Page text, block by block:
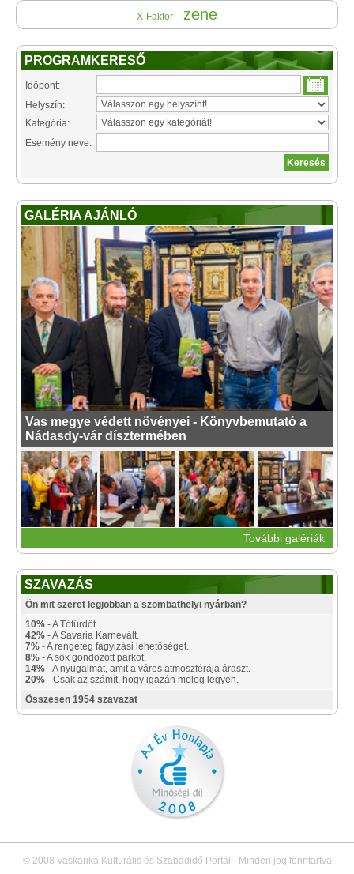
X-Faktor zene
PROGRAMKERESŐ
Időpont:
Helyszín:
Kategória:
Esemény neve:
GALÉRIA AJÁNLÓ
Vas megye védett növényei - Könyvbemutató a
Nádasdy-vár dísztermében
További galériák
SZAVAZÁS
Ön mit szeret legjobban a szombathelyi nyárban?
10% - A Tófürdőt.
42% - A Savaria Karnevált.
7% - A rengeteg fagyizási lehetőséget.
8% - A sok gondozott parkot.
14% - A nyugalmat, amit a város atmoszférája áraszt.
20% - Csak az számít, hogy igazán meleg legyen.
Összesen 1954 szavazat
© 2008 Vaskarika Kulturális és Szabadidő Portál - Minden jog fenntartva